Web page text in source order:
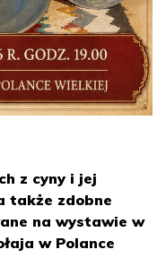
z cyny i jej
także zdobne
na wystawie w
w Polance